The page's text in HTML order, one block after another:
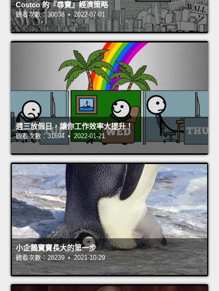
Costco 的『尋寶』經濟策略
觀看次數：30038 • 2022-07-01
週三放假日，讓你工作效率大提升！
觀看次數：31694 • 2022-01-21
小企鵝寶寶長大的第一步
觀看次數：28239 • 2021-10-29